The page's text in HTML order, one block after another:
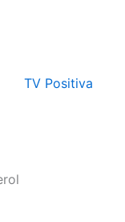
TV Positiva